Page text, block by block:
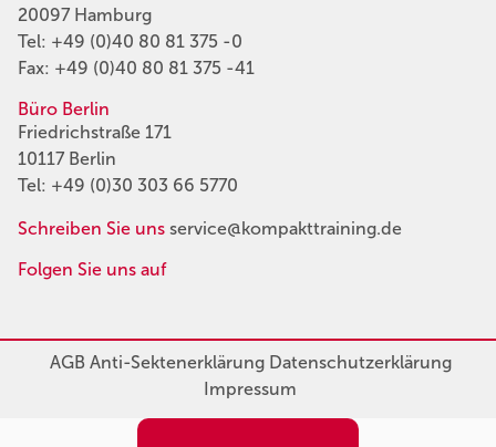
20097 Hamburg
Tel: +49 (0)40 80 81 375 -0
Fax: +49 (0)40 80 81 375 -41
Büro Berlin
Friedrichstraße 171
10117 Berlin
Tel: +49 (0)30 303 66 5770
Schreiben Sie uns service@kompakttraining.de
Folgen Sie uns auf
AGBAnti-SektenerklärungDatenschutzerklärung
Impressum